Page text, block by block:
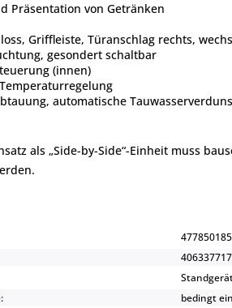
Präsentation von Getränken
Griffleiste, Türanschlag rechts,
gesondert schaltbar
(innen)
automatische
als „Side-by-Side“-Einheit muss
477850185
bedingt